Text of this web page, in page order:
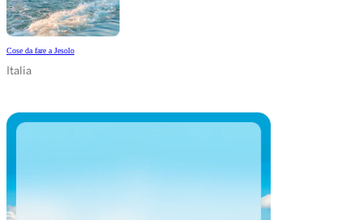
Cose da fare a Jesolo
Italia